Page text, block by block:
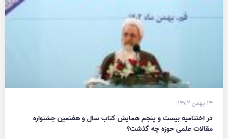
۱۴ بهمن ۱۴۰۲
در اختتامیه بیست و پنجم همایش کتاب سال و هفتمین جشنواره
مقالات علمی حوزه چه گذشت؟